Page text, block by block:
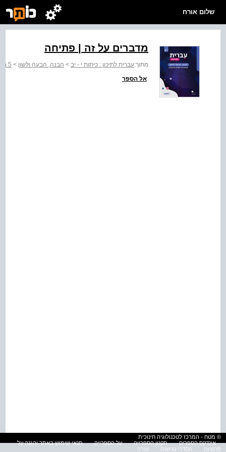
שלום אורח
מדברים על זה | פתיחה
מתוך:עברית לתיכון : כיתות י - יב > הבנה, הבעה ולשון > 5 בדרך לבגרות
אל הספר
© מטח - המרכז לטכנולוגיה חינוכית
אינדקס הספרים
תקנון הספרייה על הספרייה
תנאי שימוש באתר והגנה על
פרטיות
הסדרי נגישות עזרה